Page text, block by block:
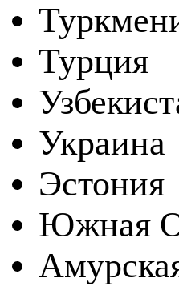
Турция
Украина
Эстония
Южная